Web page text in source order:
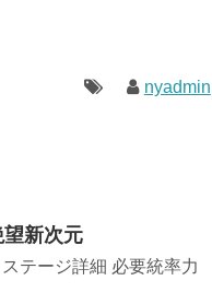
nyadmin
望新次元
テージ詳細 必要統率力